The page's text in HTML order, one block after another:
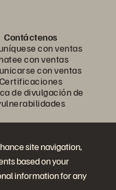
site navigation,
based on your
information for any
Contáctenos
con ventas
con ventas
con ventas
Certificaciones
de divulgación de
de Everpure